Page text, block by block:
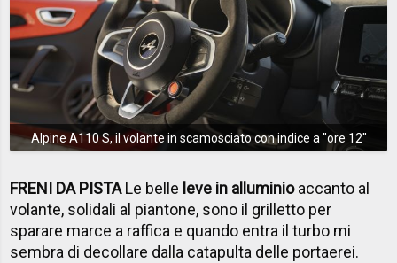
Alpine A110 S, il volante in scamosciato con indice a ''ore 12''
FRENI DA PISTALe belle leve in alluminioaccanto al
volante, solidali al piantone, sono il grilletto per
sparare marce a raffica e quando entra il turbo mi
sembra di decollare dalla catapulta delle portaerei.